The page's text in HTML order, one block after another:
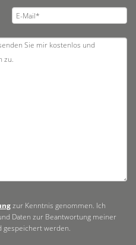
zur Kenntnis genommen. Ich
Daten zur Beantwortung meiner
gespeichert werden.